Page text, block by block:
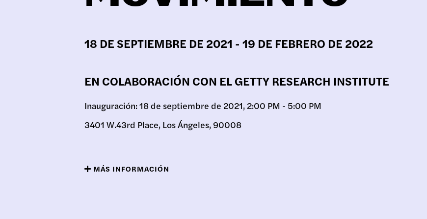
PROGRAMAS
PÚBLICOS
日本語
18 DE SEPTIEMBRE DE 2021 - 19 DE FEBRERO DE 2022
EN COLABORACIÓN CON EL GETTY RESEARCH INSTITUTE
Inauguración: 18 de septiembre de 2021, 2:00 PM - 5:00 PM
3401 W.43rd Place, Los Ángeles, 90008
MÁS INFORMACIÓN